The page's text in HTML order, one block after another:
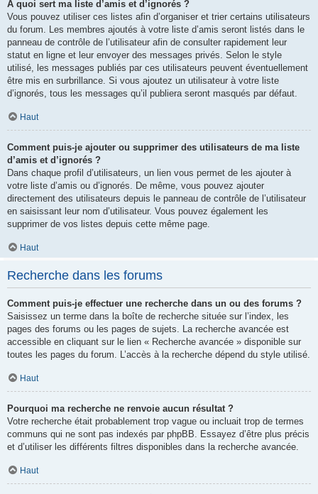
À quoi sert ma liste d’amis et d’ignorés ?
Vous pouvez utiliser ces listes afin d’organiser et trier certains utilisateurs
du forum. Les membres ajoutés à votre liste d’amis seront listés dans le
panneau de contrôle de l’utilisateur afin de consulter rapidement leur
statut en ligne et leur envoyer des messages privés. Selon le style
utilisé, les messages publiés par ces utilisateurs peuvent éventuellement
être mis en surbrillance. Si vous ajoutez un utilisateur à votre liste
d’ignorés, tous les messages qu’il publiera seront masqués par défaut.
Haut
Comment puis-je ajouter ou supprimer des utilisateurs de ma liste
d’amis et d’ignorés ?
Dans chaque profil d’utilisateurs, un lien vous permet de les ajouter à
votre liste d’amis ou d’ignorés. De même, vous pouvez ajouter
directement des utilisateurs depuis le panneau de contrôle de l’utilisateur
en saisissant leur nom d’utilisateur. Vous pouvez également les
supprimer de vos listes depuis cette même page.
Haut
Recherche dans les forums
Comment puis-je effectuer une recherche dans un ou des forums ?
Saisissez un terme dans la boîte de recherche située sur l’index, les
pages des forums ou les pages de sujets. La recherche avancée est
accessible en cliquant sur le lien « Recherche avancée » disponible sur
toutes les pages du forum. L’accès à la recherche dépend du style utilisé.
Haut
Pourquoi ma recherche ne renvoie aucun résultat ?
Votre recherche était probablement trop vague ou incluait trop de termes
communs qui ne sont pas indexés par phpBB. Essayez d’être plus précis
et d’utiliser les différents filtres disponibles dans la recherche avancée.
Haut